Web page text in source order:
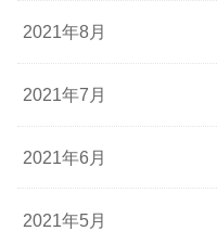
2021年8月
2021年7月
2021年6月
2021年5月